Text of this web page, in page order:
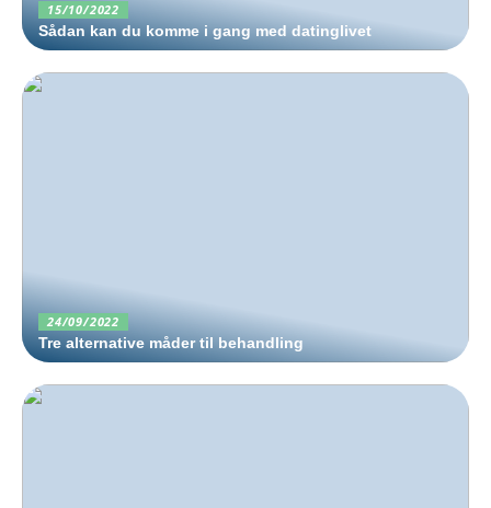
15/10/2022
Sådan kan du komme i gang med datinglivet
24/09/2022
Tre alternative måder til behandling